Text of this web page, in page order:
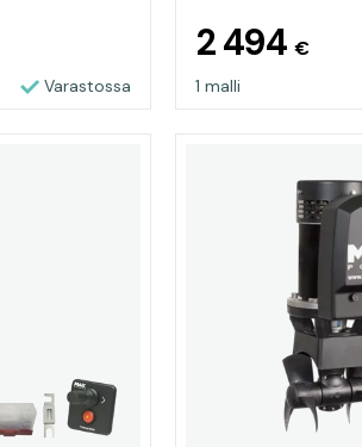
Varastossa
2 494 €
1 malli